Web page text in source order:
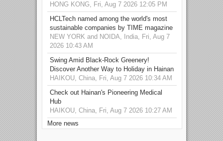
HONG KONG, Fri, Aug 7 2026 12:05 PM
HCLTech named among the world's most
sustainable companies by TIME magazine
NEW YORK and NOIDA, India, Fri, Aug 7
2026 10:43 AM
Swing Amid Black‑Rock Greenery!
Discover Another Way to Holiday in Hainan
HAIKOU, China, Fri, Aug 7 2026 10:34 AM
Check out Hainan's Pioneering Medical
Hub
HAIKOU, China, Fri, Aug 7 2026 10:27 AM
More news